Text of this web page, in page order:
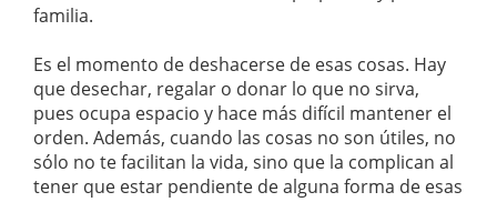
familia.
Es el momento de deshacerse de esas cosas. Hay
que desechar, regalar o donar lo que no sirva,
pues ocupa espacio y hace más difícil mantener el
orden. Además, cuando las cosas no son útiles, no
sólo no te facilitan la vida, sino que la complican al
tener que estar pendiente de alguna forma de esas